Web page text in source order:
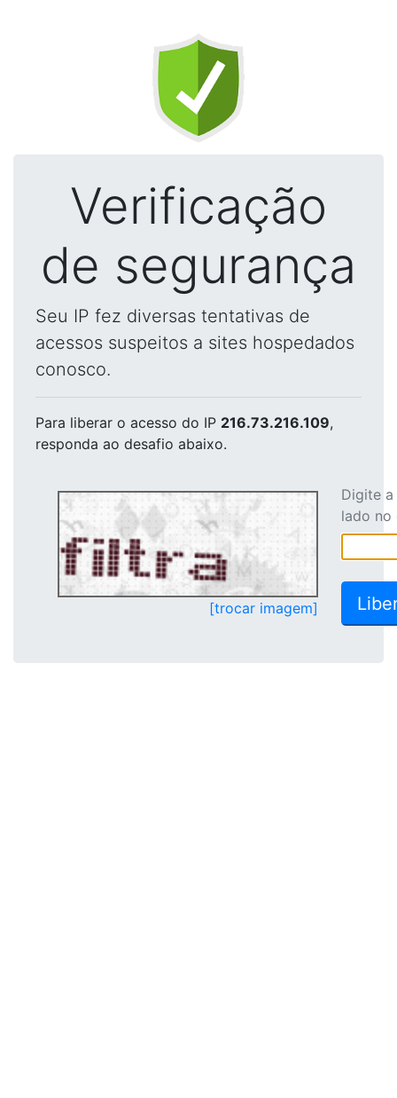
Verificação
de segurança
Seu IP fez diversas tentativas de
acessos suspeitos a sites hospedados
conosco.
Para liberar o acesso do IP 216.73.216.109,
responda ao desafio abaixo.
[trocar imagem]
Digite
lado no